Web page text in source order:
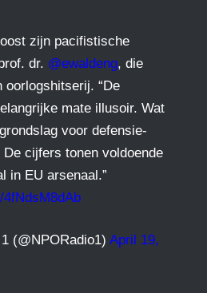
zijn pacifistische
dr. @ewaldeng, die
oorlogshitserij. “De
mate illusoir. Wat
voor defensie-
cijfers tonen voldoende
in EU arsenaal.”
(@NPORadio1) April 19,